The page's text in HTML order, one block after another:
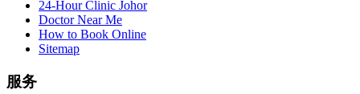
24-Hour Clinic Johor
Doctor Near Me
How to Book Online
Sitemap
服务